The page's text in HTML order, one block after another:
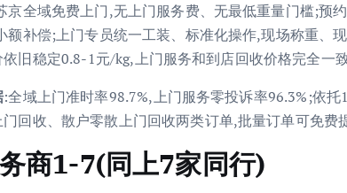
京全域免费上门,无上门服务费、无最低重量门槛;预
额补偿;上门专员统一工装、标准化操作,现场称重、
旧稳定0.8-1元/kg,上门服务和到店回收价格完全一致
:全域上门准时率98.7%,上门服务零投诉率96.3%;依
回收、散户零散上门回收两类订单,批量订单可免费
商1-7(同上7家同行)